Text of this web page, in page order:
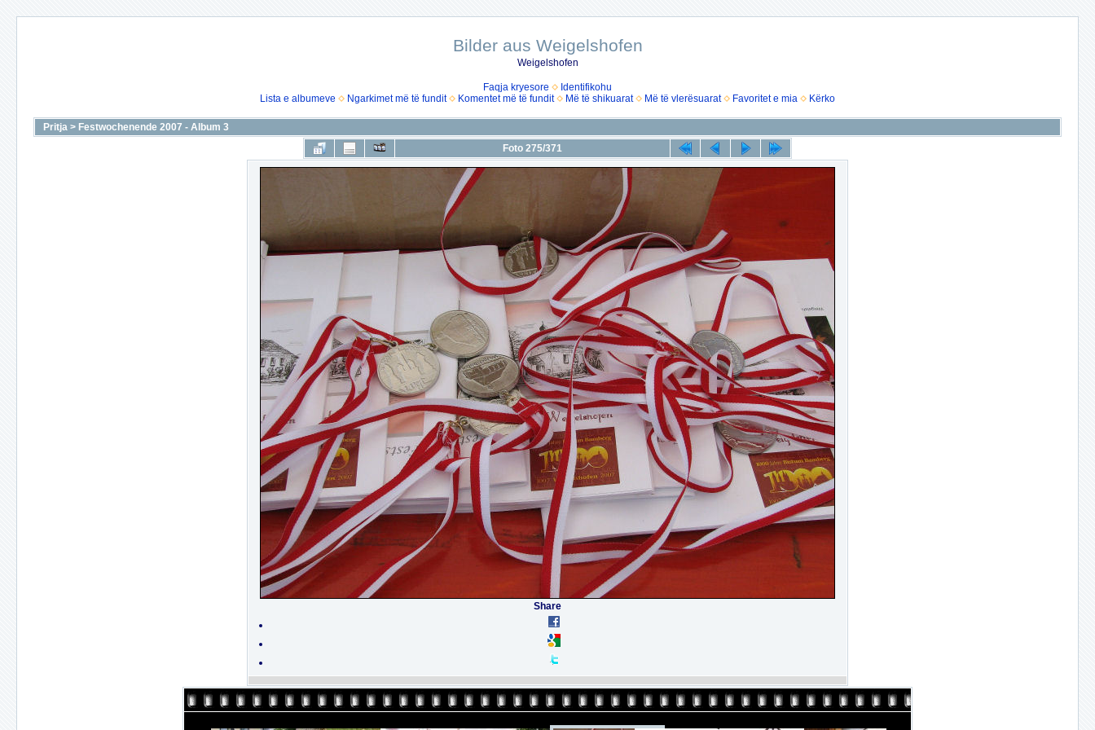
Bilder aus Weigelshofen
Weigelshofen
Faqja kryesore
Identifikohu
Lista e albumeve
Ngarkimet më të fundit Komentet më të fundit Më të shikuarat Më të vlerësuarat Favoritet e mia Kërko
Pritja > Festwochenende 2007 - Album 3
Foto 275/371
Share